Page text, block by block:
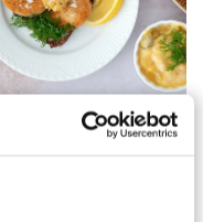
TORSKEROGN